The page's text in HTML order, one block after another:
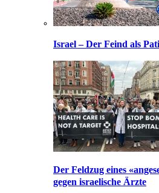
Israel – Der Feind als
Der Feldzug eines
gegen israelische Ärzte